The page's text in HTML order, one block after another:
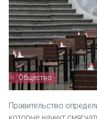
Общество
Правительство